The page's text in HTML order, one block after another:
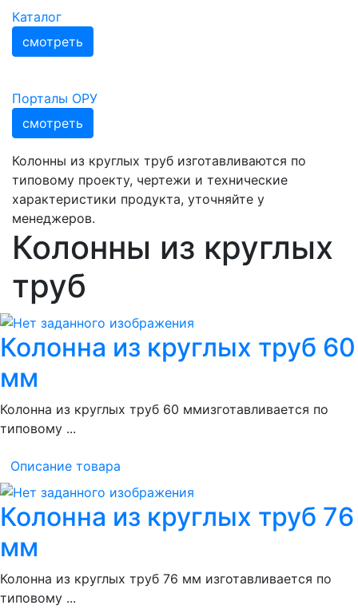
Каталог
смотреть
Порталы ОРУ
смотреть
Колонны из круглых труб изготавливаются по
типовому проекту, чертежи и технические
характеристики продукта, уточняйте у
менеджеров.
Колонны из круглых
труб
Колонна из круглых труб 60
мм
Колонна из круглых труб 60 ммизготавливается по
типовому ...
Описание товара
Колонна из круглых труб 76
мм
Колонна из круглых труб 76 мм изготавливается по
типовому ...